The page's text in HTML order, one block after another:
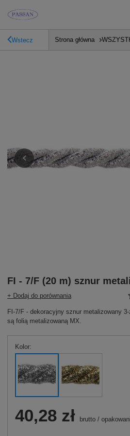
Wstecz Strona główna
FI - 7/F (20 m) sznur
+ Dodaj do porównania
FI-7/F - dekoracyjny sznur metalizowany
są folią metalizowaną MX.
Kolor
40,28 zł brutto /